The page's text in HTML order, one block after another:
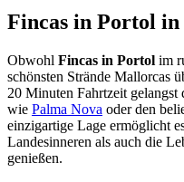
Fincas in Portol in
Obwohl Fincas in Portol im
schönsten Strände Mallorcas
20 Minuten Fahrtzeit gelangst
wie Palma Nova oder den
einzigartige Lage ermöglicht
Landesinneren als auch die
genießen.